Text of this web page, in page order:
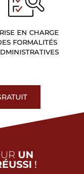
EN CHARGE
FORMALITÉS
UN
!